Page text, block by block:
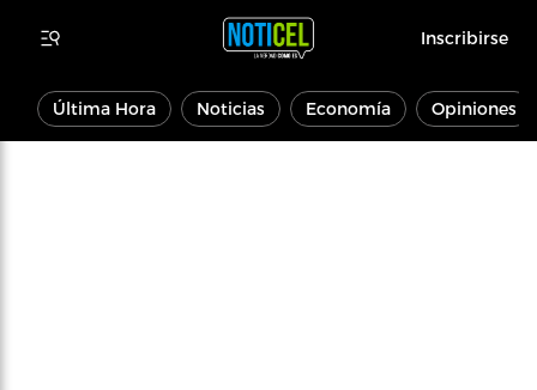
Inscribirse
Última Hora Noticias Economía Opiniones